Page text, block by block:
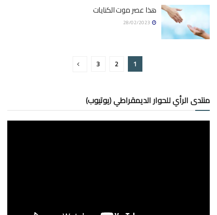
هذا عصر موت الكنايات
1
2
3
منتدى الرأي للحوار الديمقراطي (يوتيوب)